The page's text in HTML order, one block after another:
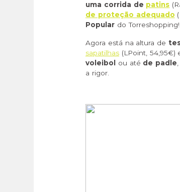
uma corrida de patins
de proteção adequado
Popular do Torreshopping!
Agora está na altura de
sapatilhas (LPoint,
voleibol
ou até de padle
a rigor.